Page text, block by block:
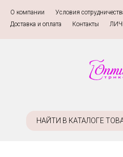
О компании Условия
Доставка и оплата
Контакты
НАЙТИ В КАТАЛОГЕ